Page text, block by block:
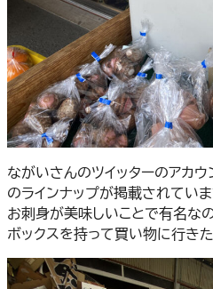
ながいさんのツイッターのアカ
のラインナップが掲載されていま
お刺身が美味しいことで有名な
ボックスを持って買い物に行き